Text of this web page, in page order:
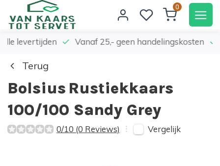
0
levertijden Vanaf 25,- geen handelingskosten
Terug
Bolsius Rustiekkaars
100/100 Sandy Grey
0/10 (0 Reviews) Vergelijk